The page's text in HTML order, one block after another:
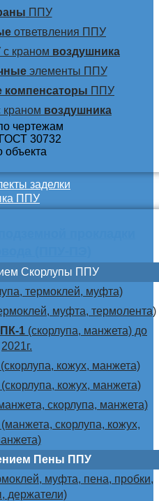
ППУ
ответвления ППУ
краном воздушника
элементы ППУ
ППУ
воздушника
заделки
ППУ
Скорлупы ППУ
термоклей, муфта)
муфта, термолента)
1 (скорлупа, манжета) до
2021г.
(скорлупа, кожух, манжета)
(скорлупа, кожух, манжета)
скорлупа, манжета)
скорлупа, кожух,
Пены ППУ
муфта, пена, пробки,
держатели)